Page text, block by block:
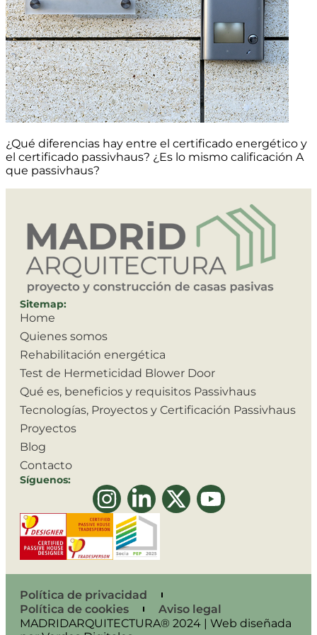
¿Qué diferencias hay entre el certificado energético y
el certificado passivhaus? ¿Es lo mismo calificación A
que passivhaus?
Sitemap:
Home
Quienes somos
Rehabilitación energética
Test de Hermeticidad Blower Door
Qué es, beneficios y requisitos Passivhaus
Tecnologías, Proyectos y Certificación Passivhaus
Proyectos
Blog
Contacto
Síguenos:
Política de privacidad
Política de cookies
Aviso legal
MADRIDARQUITECTURA® 2024 | Web diseñada